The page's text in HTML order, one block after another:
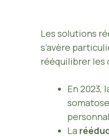
Les solutions
s’avère
rééquilibrer les
En 2023,
La